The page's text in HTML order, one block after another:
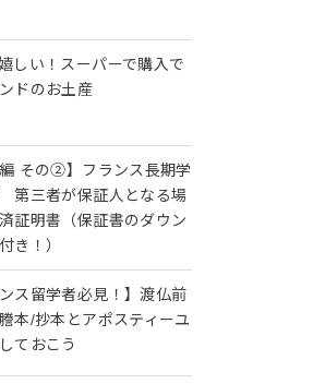
しい！スーパーで購入で
ドのお土産
編 その②】フランス長期学
第三者が保証人となる場
証明書（保証書のダウン
き！）
ンス留学者必見！】渡仏前
本/抄本とアポスティーユ
ておこう